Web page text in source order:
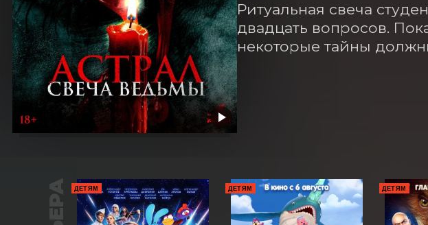
Ритуальная свеча
двадцать вопросов.
некоторые тайны
ДЕТЯМ ДЕТЯМ ДЕТЯМ